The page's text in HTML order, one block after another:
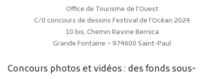
Office de Tourisme de l’Ouest
C/0 concours de dessins Festival de l’Océan 2024
10 bis, Chemin Ravine Bernica
Grande Fontaine – 974600 Saint-Paul
Concours photos et vidéos : des fonds sous-